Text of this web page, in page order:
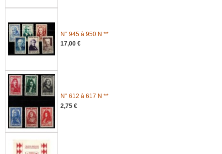
N° 945 à 950 N **
17,00 €
N° 612 à 617 N **
2,75 €